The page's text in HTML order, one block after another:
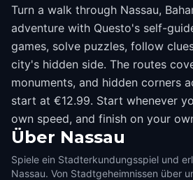
Turn a walk through Nassau,
adventure with Questo's self-
games, solve puzzles, follow
city's hidden side. The routes
monuments, and hidden corners
start at €12.99. Start whenever
own speed, and finish on your
Über Nassau
Spiele ein Stadterkundungsspiel und
Nassau. Von Stadtgeheimnissen über